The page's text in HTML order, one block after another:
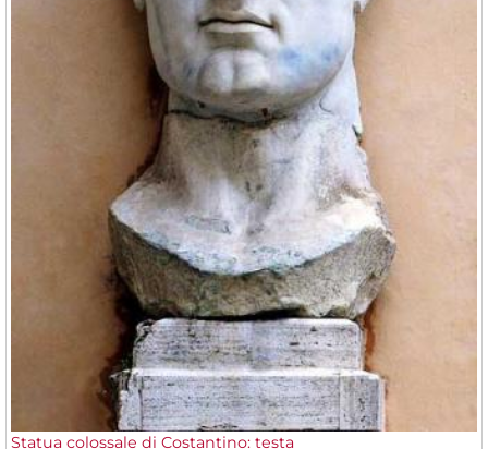
Statua colossale di Costantino: testa